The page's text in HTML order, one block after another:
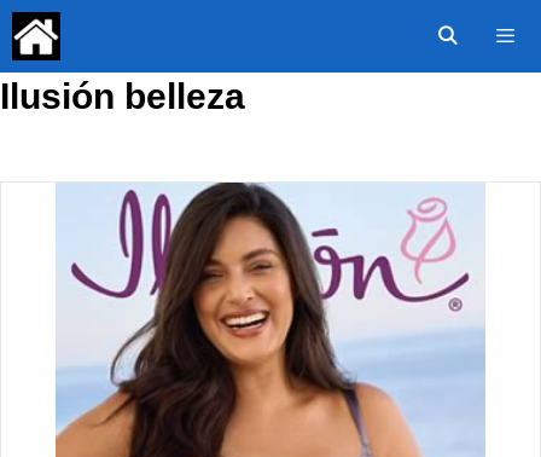
Saltar
contenido
Ilusión belleza